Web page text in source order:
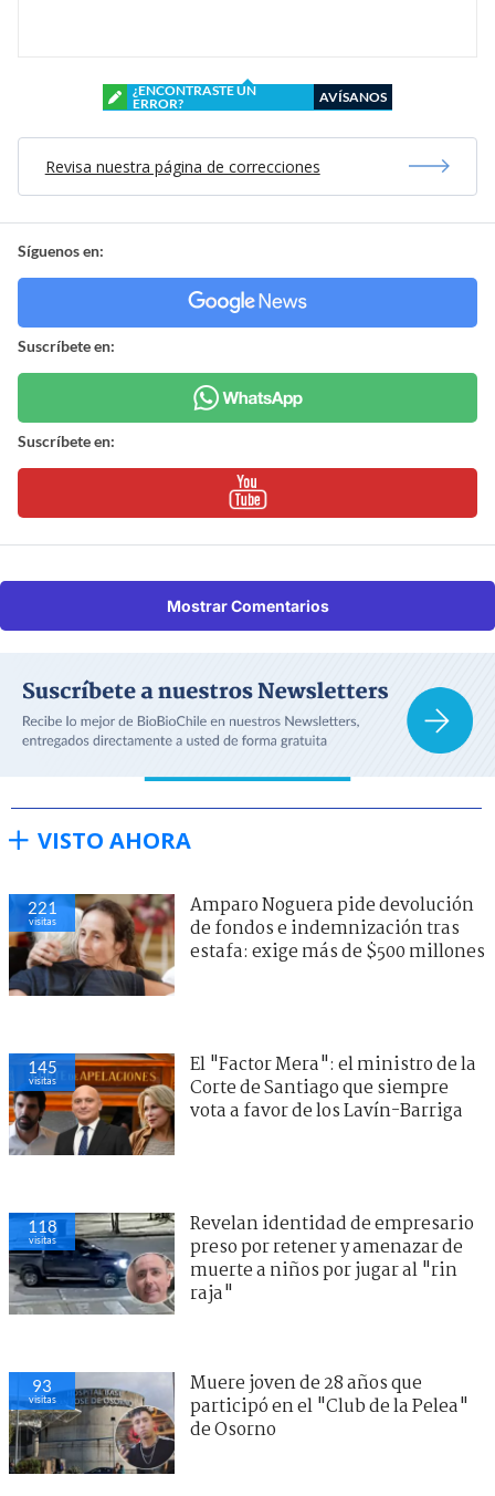
¿ENCONTRASTE UN
ERROR?
AVÍSANOS
Revisa nuestra página de correcciones
Síguenos en:
Suscríbete en:
Suscríbete en:
Mostrar Comentarios
VISTO AHORA
221
visitas
Amparo Noguera pide devolución
de fondos e indemnización tras
estafa: exige más de $500 millones
145
visitas
El "Factor Mera": el ministro de la
Corte de Santiago que siempre
vota a favor de los Lavín-Barriga
118
visitas
Revelan identidad de empresario
preso por retener y amenazar de
muerte a niños por jugar al "rin
raja"
93
visitas
Muere joven de 28 años que
participó en el "Club de la Pelea"
de Osorno